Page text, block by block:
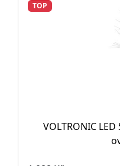
TOP
VOLTRONIC